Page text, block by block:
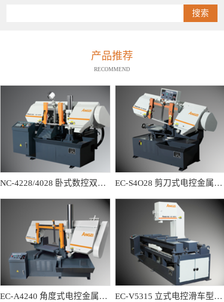
搜索
产品推荐
RECOMMEND
NC-4228/4028 卧式数控双柱型带锯床 EC-S4O28 剪刀式电控金属带锯床
EC-A4240 角度式电控金属带锯床 EC-V5315 立式电控滑车型金属带锯床